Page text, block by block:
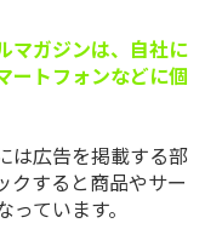
マガジンは、自社に
ートフォンなどに個
は広告を掲載する部
クすると商品やサー
ています。